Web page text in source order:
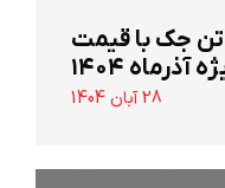
‌فروش کامیونت ۱۲ تن جک با قیمت
۱۴۰۴
28 آبان 1404